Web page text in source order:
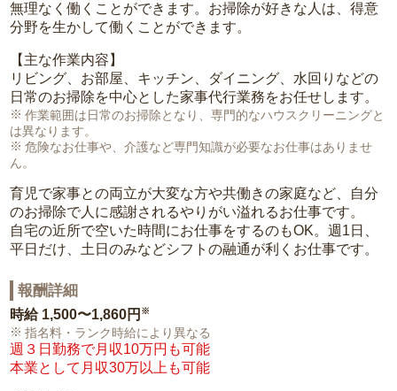
無理なく働くことができます。お掃除が好きな人は、得意
分野を生かして働くことができます。
【主な作業内容】
リビング、お部屋、キッチン、ダイニング、水回りなどの
日常のお掃除を中心とした家事代行業務をお任せします。
作業範囲は日常のお掃除となり、専門的なハウスクリーニングと
は異なります。
危険なお仕事や、介護など専門知識が必要なお仕事はありませ
ん。
育児で家事との両立が大変な方や共働きの家庭など、自分
のお掃除で人に感謝されるやりがい溢れるお仕事です。
自宅の近所で空いた時間にお仕事をするのもOK。週1日、
平日だけ、土日のみなどシフトの融通が利くお仕事です。
報酬詳細
時給 1,500〜1,860円 ※
指名料・ランク時給により異なる
週３日勤務で月収10万円も可能
本業として月収30万以上も可能